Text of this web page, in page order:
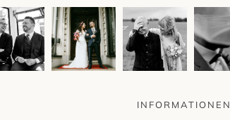
INFORMATIONEN